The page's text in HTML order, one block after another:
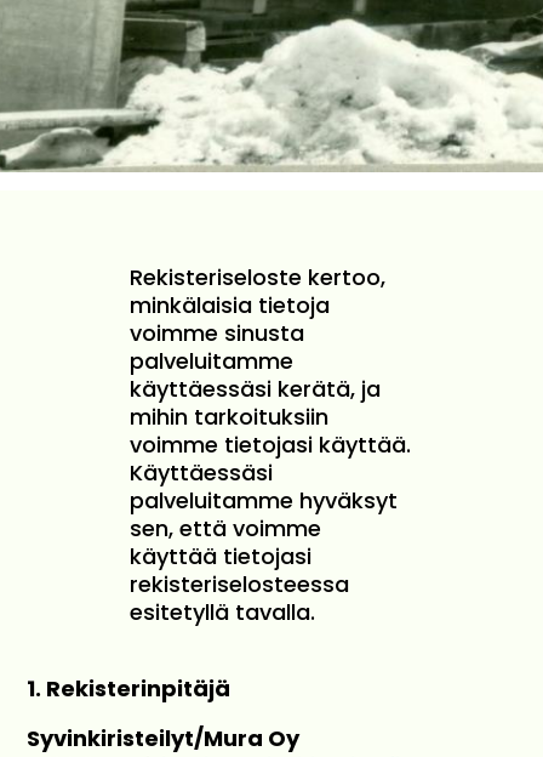
Rekisteriseloste kertoo,
minkälaisia tietoja
voimme sinusta
palveluitamme
käyttäessäsi kerätä, ja
mihin tarkoituksiin
voimme tietojasi käyttää.
Käyttäessäsi
palveluitamme hyväksyt
sen, että voimme
käyttää tietojasi
rekisteriselosteessa
esitetyllä tavalla.
1. Rekisterinpitäjä
Syvinkiristeilyt/Mura Oy